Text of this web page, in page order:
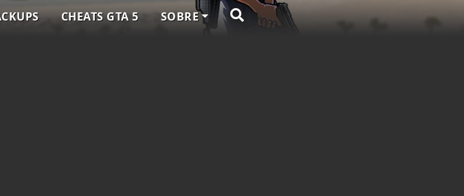
CHEATS GTA 5 SOBRE